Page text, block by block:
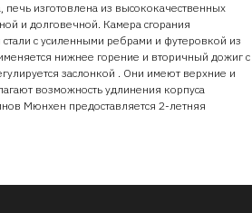
изготовлена из высококачественных
и долговечной. Камера сгорания
стали с усиленными ребрами и футеровкой из
нижнее горение и вторичный дожиг с
заслонкой . Они имеют верхние и
возможность удлинения корпуса
Мюнхен предоставляется 2-летняя